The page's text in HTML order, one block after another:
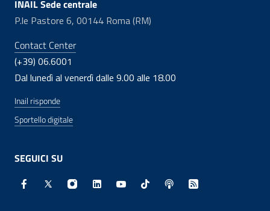
INAIL Sede centrale
P.le Pastore 6, 00144 Roma (RM)
Contact Center
(+39) 06.6001
Dal lunedì al venerdì dalle 9.00 alle 18.00
Inail risponde
Sportello digitale
SEGUICI SU
Facebook - Sito esterno - Apertura in nuova finestra
X - Sito esterno - Apertura in nuova finestra
Instagram - Sito esterno - Apertura in
Linkedin - Sito esterno - Apertura in
Youtube - Sito esterno -
TikTok - Sito esterno -
Spreaker - Sito
Feed RSS -